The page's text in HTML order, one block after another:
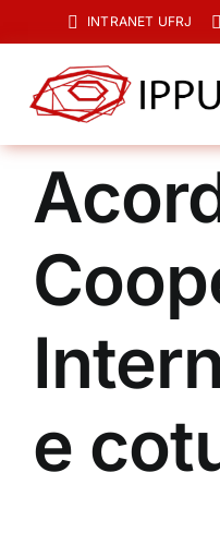
para
conteúdo
INTRANET UFRJ
O IPPUR
Graduação
Especialização
Pesquisa e Extensão
Biblioteca
e